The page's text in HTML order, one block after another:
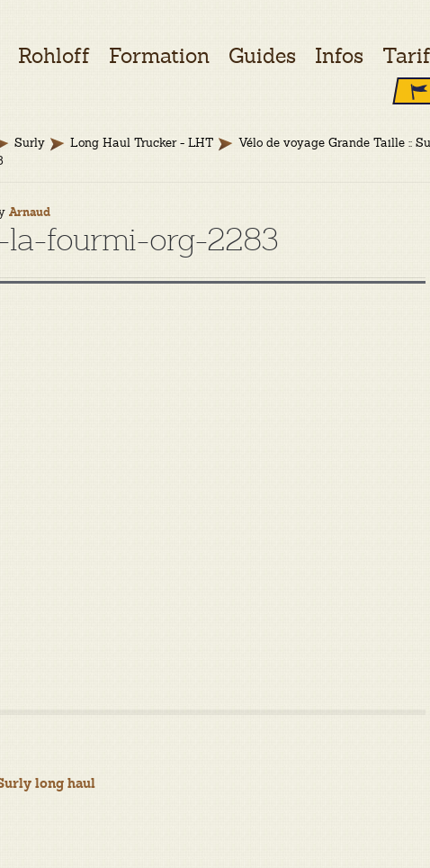
Rohloff Formation Guides Infos
Surly Long Haul Trucker - LHT
Vélo de voyage Grande Taille ::
Arnaud
la-fourmi-org-2283
long haul